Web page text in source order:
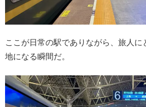
ここが日常の駅でありながら、旅人に
地になる瞬間だ。